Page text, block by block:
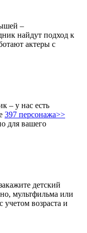
–
найдут подход к
актеры с
– у нас есть
397 персонажа>>
для вашего
детский
мультфильма или
возраста и